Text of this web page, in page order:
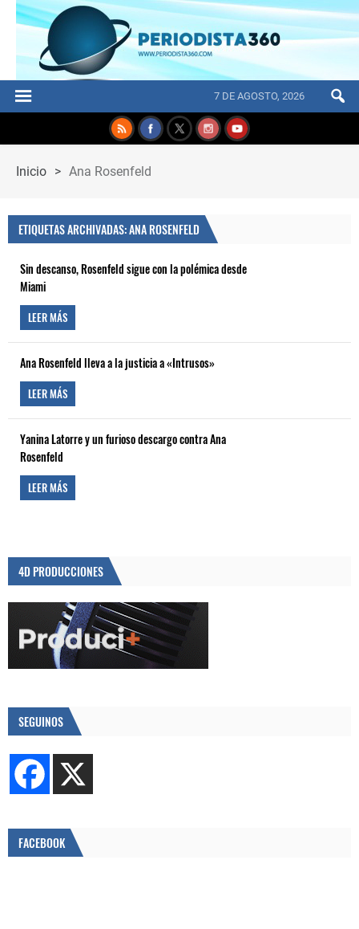
7 DE AGOSTO, 2026
Inicio > Ana Rosenfeld
ETIQUETAS ARCHIVADAS: ANA ROSENFELD
Sin descanso, Rosenfeld sigue con la polémica desde
Miami
LEER MÁS
Ana Rosenfeld lleva a la justicia a «Intrusos»
LEER MÁS
Yanina Latorre y un furioso descargo contra Ana
Rosenfeld
LEER MÁS
4D PRODUCCIONES
SEGUINOS
FACEBOOK